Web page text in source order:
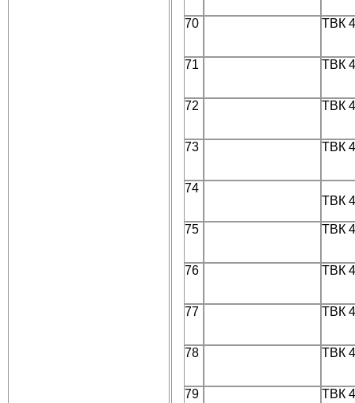
70 ТВК
71 ТВК
72 ТВК
73 ТВК
74
ТВК
75 ТВК
76 ТВК
77 ТВК
78 ТВК
79 ТВК